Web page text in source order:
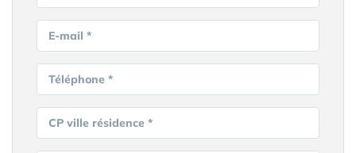
E-mail *
Téléphone *
CP ville résidence *